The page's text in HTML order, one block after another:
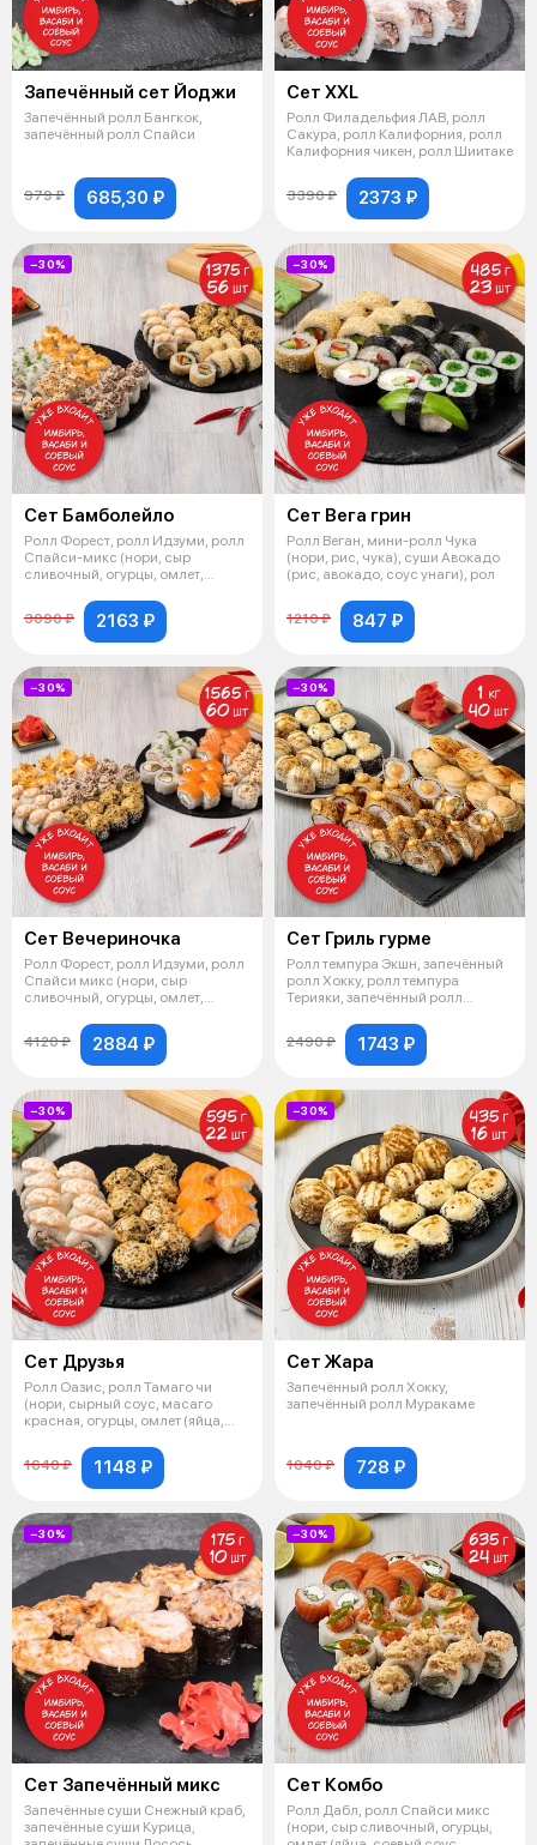
Запечённый сет Йоджи
Запечённый ролл Бангкок,
запечённый ролл Спайси
979 ₽ 685,30 ₽
Сет XXL
Ролл Филадельфия ЛАВ, ролл
Сакура, ролл Калифорния, ролл
Калифорния чикен, ролл Шиитаке
3390 ₽ 2373 ₽
−30%
Сет Бамболейло
Ролл Форест, ролл Идзуми, ролл
Спайси-микс (нори, сыр
сливочный, огурцы, омлет,
3090 ₽
2163 ₽
−30%
Сет Вега грин
Ролл Веган, мини-ролл Чука
(нори, рис, чука), суши Авокадо
(рис, авокадо, соус унаги), рол
1210 ₽ 847 ₽
−30%
Сет Вечериночка
Ролл Форест, ролл Идзуми, ролл
Спайси микс (нори, сыр
сливочный, огурцы, омлет,
4120 ₽
2884 ₽
−30%
Сет Гриль гурме
Ролл темпура Экшн, запечённый
ролл Хокку, ролл темпура
Терияки, запечённый ролл
2490 ₽
1743 ₽
−30%
Сет Друзья
Ролл Оазис, ролл Тамаго чи
(нори, сырный соус, масаго
красная, огурцы, омлет (яйца,
1640 ₽
1148 ₽
−30%
Сет Жара
Запечённый ролл Хокку,
запечённый ролл Муракаме
1040 ₽ 728 ₽
−30%
Сет Запечённый микс
Запечённые суши Снежный краб,
запечённые суши Курица,
−30%
Сет Комбо
Ролл Дабл, ролл Спайси микс
(нори, сыр сливочный, огурцы,